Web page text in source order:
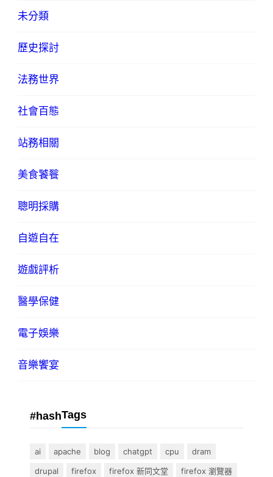
未分類
歷史探討
法務世界
社會百態
站務相關
美食饕餮
聰明採購
自遊自在
遊戲評析
醫學保健
電子娛樂
音樂饗宴
#hashTags
ai apache blog chatgpt cpu
dram
drupal
firefox firefox 新同文堂
firefox 瀏覽器